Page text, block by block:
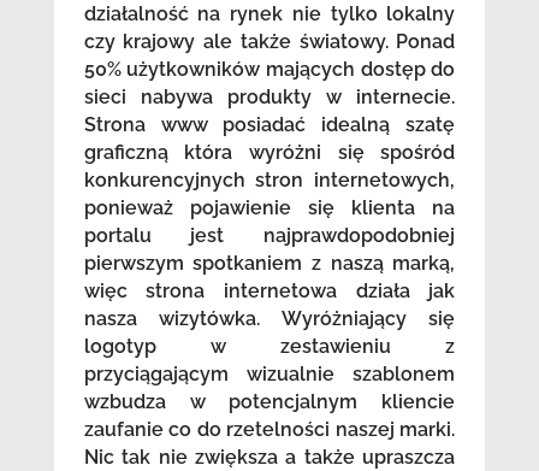
działalność na rynek nie tylko lokalny
czy krajowy ale także światowy. Ponad
50% użytkowników mających dostęp do
sieci nabywa produkty w internecie.
Strona www posiadać idealną szatę
graficzną która wyróżni się spośród
konkurencyjnych stron internetowych,
ponieważ pojawienie się klienta na
portalu jest najprawdopodobniej
pierwszym spotkaniem z naszą marką,
więc strona internetowa działa jak
nasza wizytówka. Wyróżniający się
logotyp w zestawieniu z
przyciągającym wizualnie szablonem
wzbudza w potencjalnym kliencie
zaufanie co do rzetelności naszej marki.
Nic tak nie zwiększa a także upraszcza